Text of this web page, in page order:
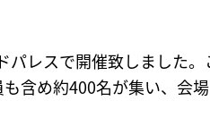
レスで開催致しました。
含め約400名が集い、会